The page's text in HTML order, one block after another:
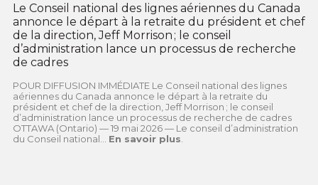
Le Conseil national des lignes aériennes du Canada
annonce le départ à la retraite du président et chef
de la direction, Jeff Morrison ; le conseil
d’administration lance un processus de recherche
de cadres
POUR DIFFUSION IMMÉDIATE Le Conseil national des lignes
aériennes du Canada annonce le départ à la retraite du
président et chef de la direction, Jeff Morrison ; le conseil
d’administration lance un processus de recherche de cadres
OTTAWA (Ontario) — 19 mai 2026 — Le conseil d’administration
du Conseil national... En savoir plus